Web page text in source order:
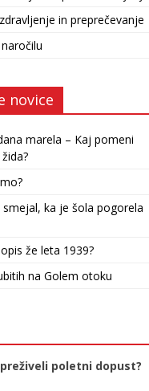
in preprečevanje
novice
marela – Kaj pomeni
smejal, ka je šola pogorela
že leta 1939?
na Golem otoku
poletni dopust?